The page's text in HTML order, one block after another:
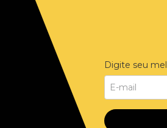
Digite seu